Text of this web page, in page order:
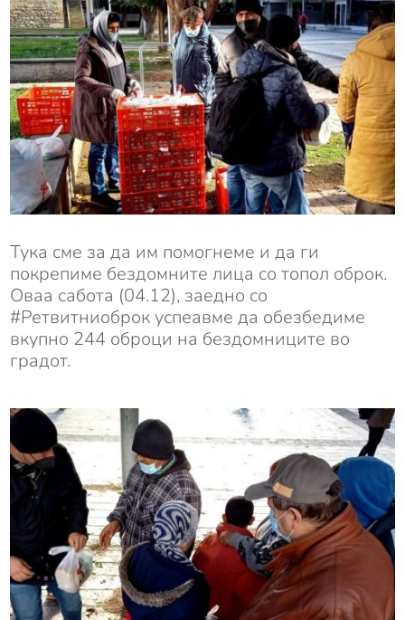
Тука сме за да им помогнеме и да ги
покрепиме бездомните лица со топол оброк.
Оваа сабота (04.12), заедно со
#Ретвитниоброк успеавме да обезбедиме
вкупно 244 оброци на бездомниците во
градот.